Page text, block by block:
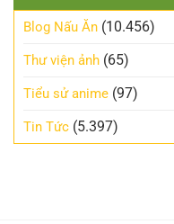
Blog Nấu Ăn (10.456)
Thư viện ảnh (65)
Tiểu sử anime (97)
Tin Tức (5.397)